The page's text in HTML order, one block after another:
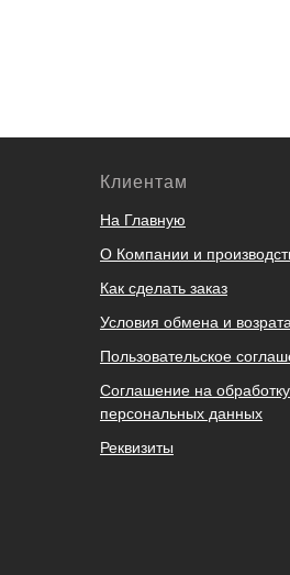
Клиентам
На Главную
О Компании и
Как сделать заказ
Условия обмена и возрата
Пользовательское
Соглашение на обработку
персональных данных
Реквизиты